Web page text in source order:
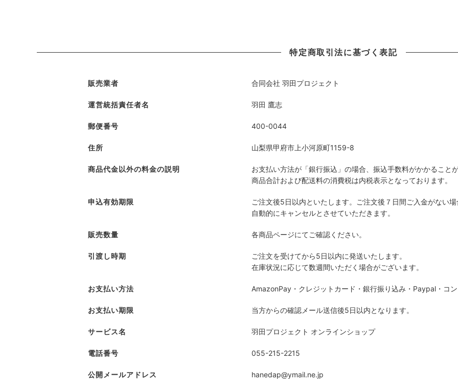
特定商取引法に基づく表記
販売業者 合同会社 羽田プロジェクト
運営統括責任者名 羽田 鷹志
郵便番号 400-0044
住所 山梨県甲府市上小河原町1159-8
商品代金以外の料金の説明
お支払い方法が「銀行振込」の場合、振込手数料がかかることが
商品合計および配送料の消費税は内税表示となっております。
申込有効期限
ご注文後5日以内といたします。ご注文後７日間ご入金がない
自動的にキャンセルとさせていただきます。
販売数量 各商品ページにてご確認ください。
引渡し時期
ご注文を受けてから5日以内に発送いたします。
在庫状況に応じて数週間いただく場合がございます。
お支払い方法 AmazonPay・クレジットカード・銀行振り込み・Paypal・コ
お支払い期限 当方からの確認メール送信後5日以内となります。
サービス名 羽田プロジェクト オンラインショップ
電話番号 055-215-2215
公開メールアドレス hanedap@ymail.ne.jp